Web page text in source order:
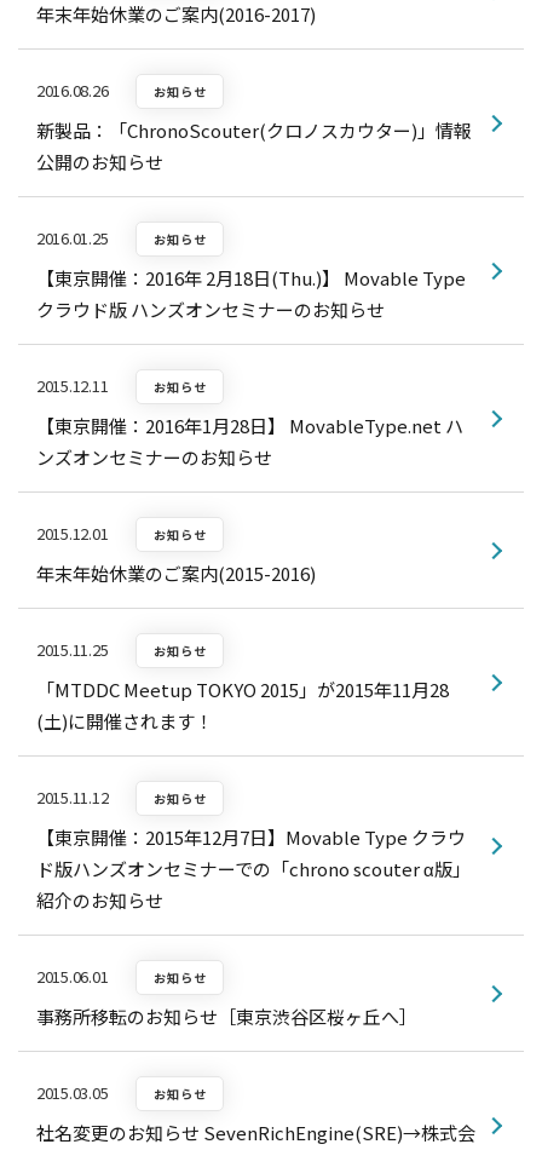
年末年始休業のご案内(2016-2017)
2016.08.26 お知らせ
新製品：「ChronoScouter(クロノスカウター)」情報
公開のお知らせ
2016.01.25 お知らせ
【東京開催：2016年 2月18日(Thu.)】 Movable Type
クラウド版 ハンズオンセミナーのお知らせ
2015.12.11 お知らせ
【東京開催：2016年1月28日】 MovableType.net ハ
ンズオンセミナーのお知らせ
2015.12.01 お知らせ
年末年始休業のご案内(2015-2016)
2015.11.25 お知らせ
「MTDDC Meetup TOKYO 2015」が2015年11月28
(土)に開催されます！
2015.11.12 お知らせ
【東京開催：2015年12月7日】Movable Type クラウ
ド版ハンズオンセミナーでの「chrono scouter α版」
紹介のお知らせ
2015.06.01 お知らせ
事務所移転のお知らせ［東京渋谷区桜ヶ丘へ］
2015.03.05 お知らせ
社名変更のお知らせ SevenRichEngine(SRE)→株式会